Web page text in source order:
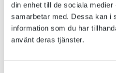
din enhet till de sociala
samarbetar med. Dessa kan i
information som du har
använt deras tjänster.
Följ med på en rundvandring
forskningsstation som just nu
kartläggandet av biologisk
världen. Sorterandet av insekter